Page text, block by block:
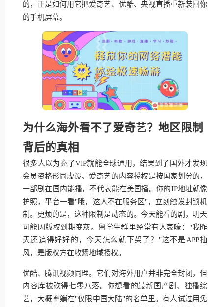
的，正是如何用它把爱奇艺、优酷、央视直播重新装回你
的手机屏幕。
为什么海外看不了爱奇艺？地区限制
背后的真相
很多人以为充了VIP就能全球通用，结果到了国外才发现
会员资格形同虚设。爱奇艺的内容授权是按国家划分的，
一部剧在国内能播，不代表能在美国播。你的IP地址就像
护照，平台一看"哦，这人不在服务区"，立刻触发封锁机
制。更烦的是，这种限制是动态的。今天能看的剧，明天
可能因版权到期变灰。留学生群里经常有人哀嚎："我昨
天还追得好好的，今天怎么就下架了？"这不是APP抽
风，是版权方在收紧地域授权。
优酷、腾讯视频同理。它们对海外用户并非完全封闭，但
内容库被砍得七零八落。你想看的最新国产剧、独播综
艺，大概率躺在"仅限中国大陆"的名单里。有人试过用免